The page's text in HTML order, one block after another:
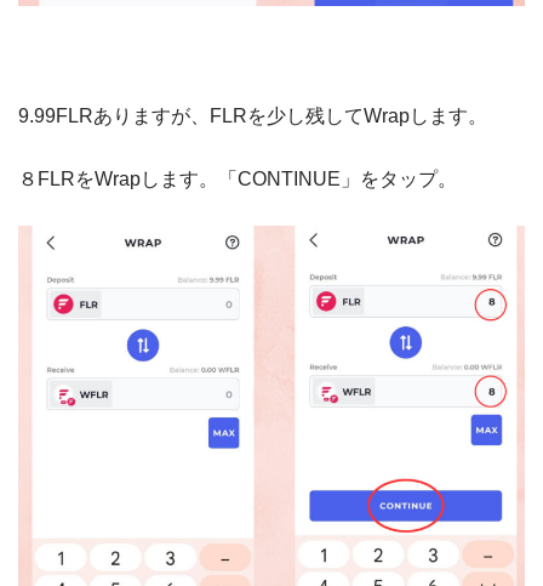
9.99FLRありますが、FLRを少し残してWrapします。
８FLRをWrapします。「CONTINUE」をタップ。